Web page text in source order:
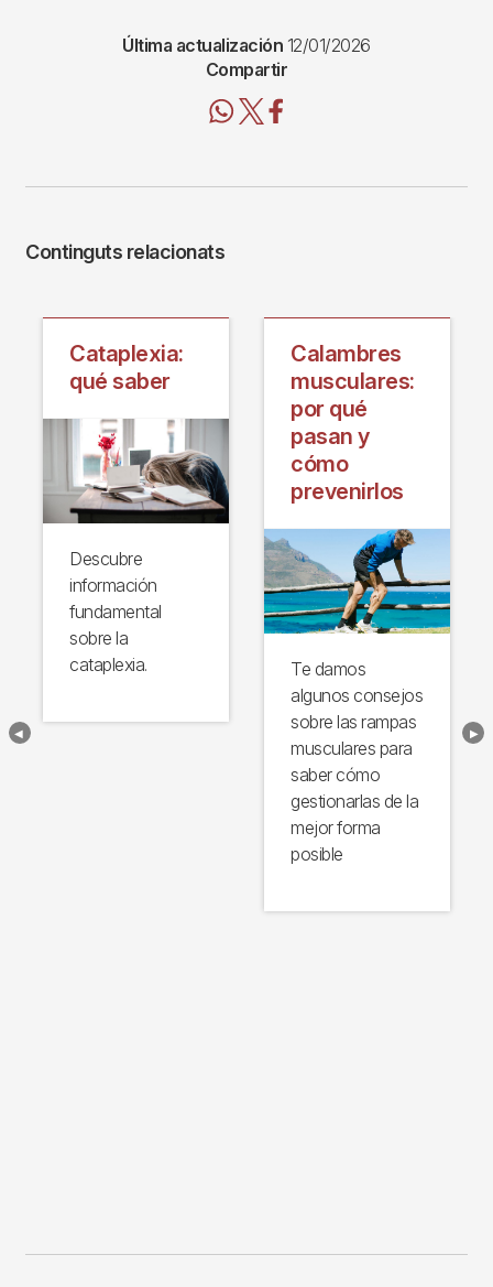
Última actualización 12/01/2026
Compartir
Continguts relacionats
Cataplexia:
qué saber
Descubre
información
fundamental
sobre la
cataplexia.
Calambres
musculares:
por qué
pasan y
cómo
prevenirlos
Te damos
algunos consejos
sobre las rampas
musculares para
saber cómo
gestionarlas de la
mejor forma
posible